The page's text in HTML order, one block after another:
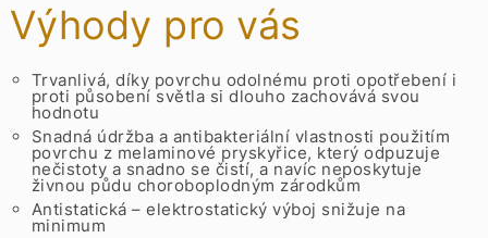
Výhody pro vás
Trvanlivá, díky povrchu odolnému proti opotřebení i
proti působení světla si dlouho zachovává svou
hodnotu
Snadná údržba a antibakteriální vlastnosti použitím
povrchu z melaminové pryskyřice, který odpuzuje
nečistoty a snadno se čistí, a navíc neposkytuje
živnou půdu choroboplodným zárodkům
Antistatická – elektrostatický výboj snižuje na
minimum